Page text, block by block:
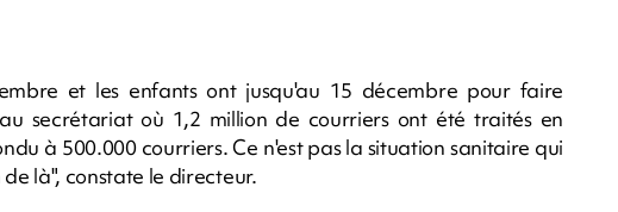
et les enfants ont jusqu'au 15 décembre pour faire
secrétariat où 1,2 million de courriers ont été traités en
à 500.000 courriers. Ce n'est pas la situation sanitaire qui
là", constate le directeur.